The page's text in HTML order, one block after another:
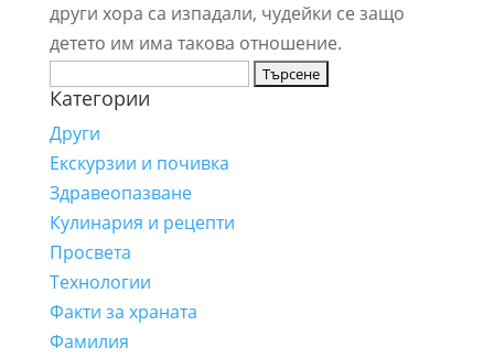
други хора са изпадали, чудейки се защо
детето им има такова отношение.
за:
Категории
Други
Екскурзии и почивка
Здравеопазване
Кулинария и рецепти
Просвета
Технологии
Факти за храната
Фамилия